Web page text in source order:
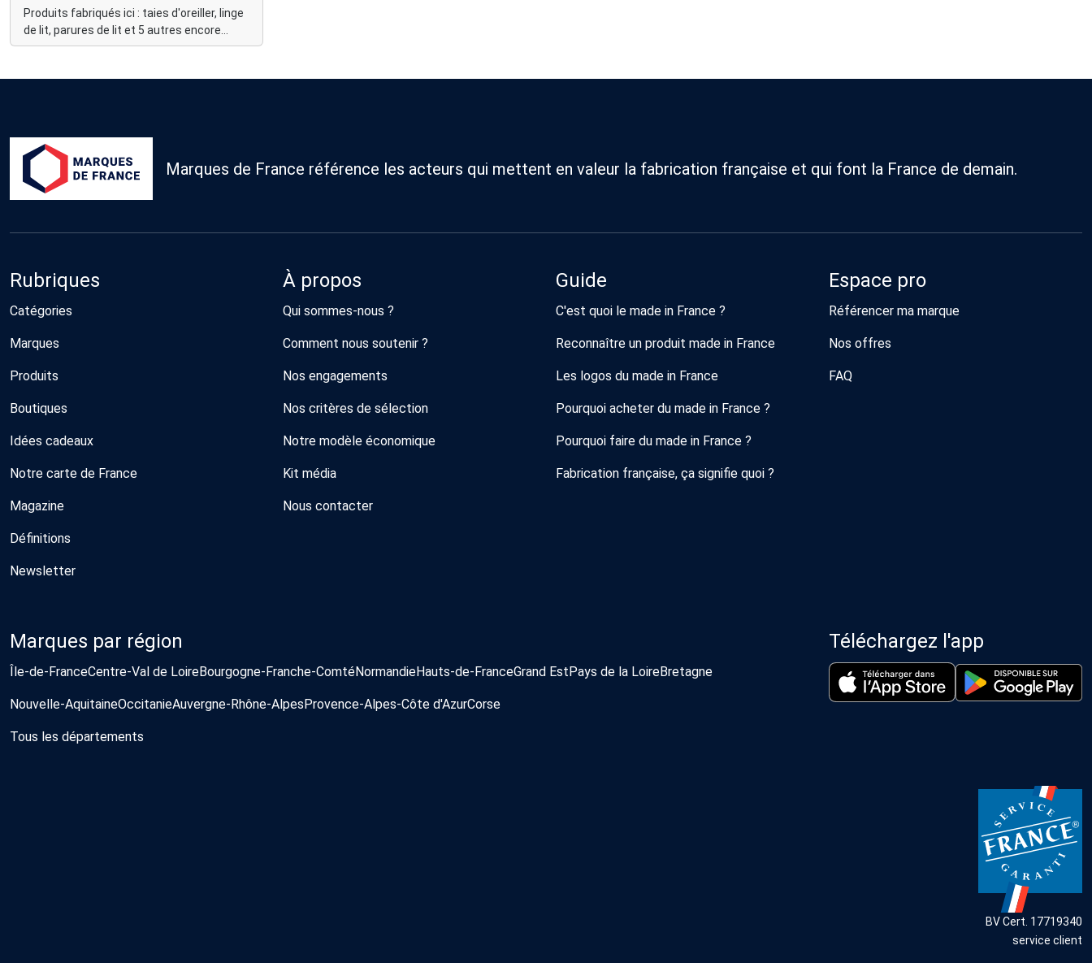
Produits fabriqués ici : taies d'oreiller, linge
de lit, parures de lit et 5 autres encore...
Marques de France référence les acteurs qui mettent en valeur la fabrication française et qui font la France de demain.
Rubriques
Catégories
Marques
Produits
Boutiques
Idées cadeaux
Notre carte de France
Magazine
Définitions
Newsletter
À propos
Qui sommes-nous ?
Comment nous soutenir ?
Nos engagements
Nos critères de sélection
Notre modèle économique
Kit média
Nous contacter
Guide
C'est quoi le made in France ?
Reconnaître un produit made in France
Les logos du made in France
Pourquoi acheter du made in France ?
Pourquoi faire du made in France ?
Fabrication française, ça signifie quoi ?
Espace pro
Référencer ma marque
Nos offres
FAQ
Marques par région
Île-de-FranceCentre-Val de LoireBourgogne-Franche-ComtéNormandieHauts-de-FranceGrand EstPays de la LoireBretagne
Nouvelle-AquitaineOccitanieAuvergne-Rhône-AlpesProvence-Alpes-Côte d'AzurCorse
Tous les départements
Téléchargez l'app
BV Cert. 17719340
service client